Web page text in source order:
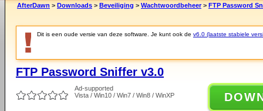
AfterDawn > Downloads > Beveiliging > Wachtwoordbeheer > FTP Password
Dit is een oude versie van deze software. Je kunt ook de v6.0 (laatste stabiele
FTP Password Sniffer v3.0
Ad-supported
Vista / Win10 / Win7 / Win8 / WinXP